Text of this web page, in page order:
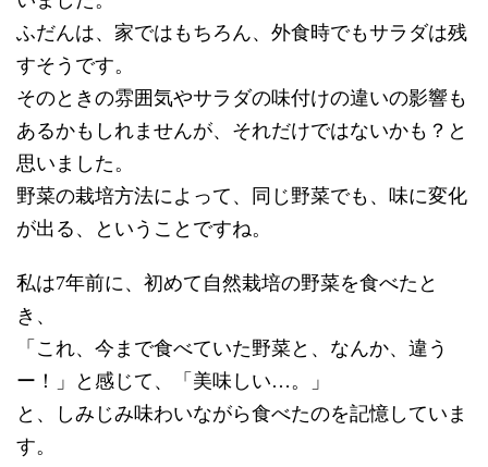
ふだんは、家ではもちろん、外食時でもサラダは残
すそうです。
そのときの雰囲気やサラダの味付けの違いの影響も
あるかもしれませんが、それだけではないかも？と
思いました。
野菜の栽培方法によって、同じ野菜でも、味に変化
が出る、ということですね。
私は7年前に、初めて自然栽培の野菜を食べたと
き、
「これ、今まで食べていた野菜と、なんか、違う
ー！」と感じて、「美味しい…。」
と、しみじみ味わいながら食べたのを記憶していま
す。